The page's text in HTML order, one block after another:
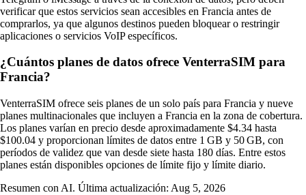
verificar que estos servicios sean accesibles en Francia antes de
comprarlos, ya que algunos destinos pueden bloquear o restringir
aplicaciones o servicios VoIP específicos.
¿Cuántos planes de datos ofrece VenterraSIM para
Francia?
VenterraSIM ofrece seis planes de un solo país para Francia y nueve
planes multinacionales que incluyen a Francia en la zona de cobertura.
Los planes varían en precio desde aproximadamente $4.34 hasta
$100.04 y proporcionan límites de datos entre 1 GB y 50 GB, con
períodos de validez que van desde siete hasta 180 días. Entre estos
planes están disponibles opciones de límite fijo y límite diario.
Resumen con AI. Última actualización: Aug 5, 2026